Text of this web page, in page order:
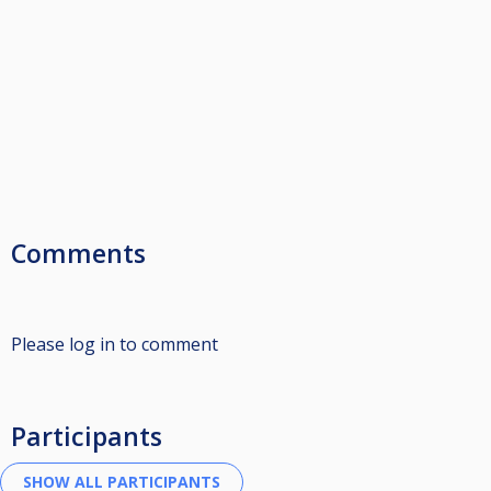
Comments
Please log in to comment
Participants